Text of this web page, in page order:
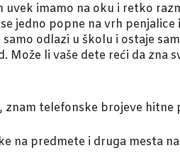
uvek imamo na oku i retko
jedno popne na vrh
odlazi u školu i ostaje
Može li vaše dete reći da zna
telefonske brojeve
na predmete i druga mesta